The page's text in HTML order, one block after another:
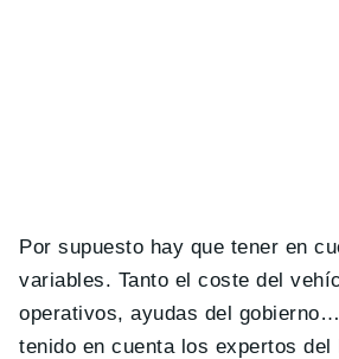
Por supuesto hay que tener en
variables. Tanto el coste del
operativos, ayudas del
tenido en cuenta los expertos del